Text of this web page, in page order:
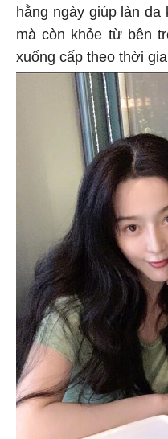
hằng ngày giúp làn
mà còn khỏe từ bên
xuống cấp theo thời